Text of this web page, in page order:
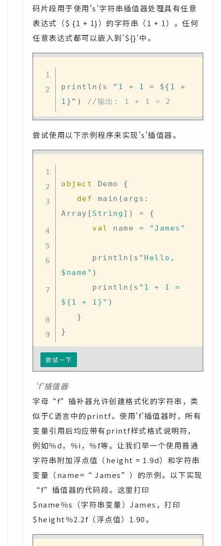
码片段用于使用's'字符串插值器处理具有任意
表达式（$ {1 + 1}）的字符串（1 + 1）。任何
任意表达式都可以嵌入到'${}'中。
println ( s “ 1 + 1 = ${ 1
+
1 }” ) //输出: 1 + 1 = 2
尝试使用以下示例程序来实现's'插值器。
object Demo {
def
main ( args :
Array [ String ] ) =
{
val
name = "James"
      println
( s "Hello,
$name" )
      println
( s "1 + 1 =
${1 + 1}" )
}
}
尝试一下
'f'插值器
字母“f”插补器允许创建格式化的字符串，类
似于C语言中的printf。使用'f'插值器时，所有
变量引用后均应带有printf样式格式说明符，
例如％d，％i，％f等。让我们举一个使用普通
字符串附加浮点值（height = 1.9d）和字符串
变量（name=“ James”）的示例。以下实现
“f”插值器的代码段。这里打印
$name％s（字符串变量）James，打印
$height％2.2f（浮点值）1.90。